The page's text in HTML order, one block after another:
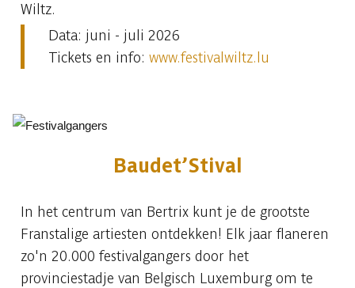
Wiltz.
Data: juni - juli 2026
Tickets en info: www.festivalwiltz.lu
Baudet’Stival
In het centrum van Bertrix kunt je de grootste
Franstalige artiesten ontdekken! Elk jaar flaneren
zo'n 20.000 festivalgangers door het
provinciestadje van Belgisch Luxemburg om te